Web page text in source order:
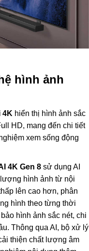
hình ảnh
4K hiển thị hình ảnh sắc
HD, mang đến chi tiết
xem sống động
4K Gen 8 sử dụng AI
hình ảnh từ nội
lên cao hơn, phân
hình theo từng thời
hình ảnh sắc nét, chi
Thông qua AI, bộ xử lý
thiện chất lượng âm